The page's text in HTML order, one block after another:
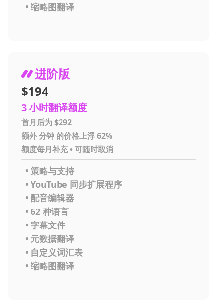
• 缩略图翻译
进阶版
$194
3 小时翻译额度
首月后为 $292
额外 分钟 的价格上浮 62%
额度每月补充 • 可随时取消
• 策略与支持
• YouTube 同步扩展程序
• 配音编辑器
• 62 种语言
• 字幕文件
• 元数据翻译
• 自定义词汇表
• 缩略图翻译